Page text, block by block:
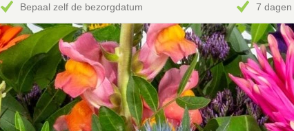
Bepaal zelf de bezorgdatum 7